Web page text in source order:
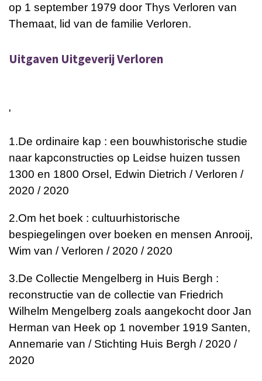
op 1 september 1979 door Thys Verloren van
Themaat, lid van de familie Verloren.
Uitgaven Uitgeverij Verloren
'
1.De ordinaire kap : een bouwhistorische studie
naar kapconstructies op Leidse huizen tussen
1300 en 1800 Orsel, Edwin Dietrich / Verloren /
2020 / 2020
2.Om het boek : cultuurhistorische
bespiegelingen over boeken en mensen Anrooij,
Wim van / Verloren / 2020 / 2020
3.De Collectie Mengelberg in Huis Bergh :
reconstructie van de collectie van Friedrich
Wilhelm Mengelberg zoals aangekocht door Jan
Herman van Heek op 1 november 1919 Santen,
Annemarie van / Stichting Huis Bergh / 2020 /
2020